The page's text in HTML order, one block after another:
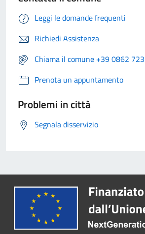
Leggi le domande frequenti
Richiedi Assistenza
Chiama il comune +39 0862
Prenota un appuntamento
Problemi in città
Segnala disservizio